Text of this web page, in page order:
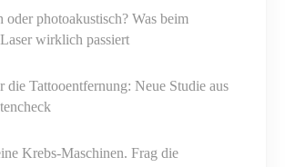
oder photoakustisch? Was beim
wirklich passiert
die Tattooentfernung: Neue Studie aus
Krebs-Maschinen. Frag die